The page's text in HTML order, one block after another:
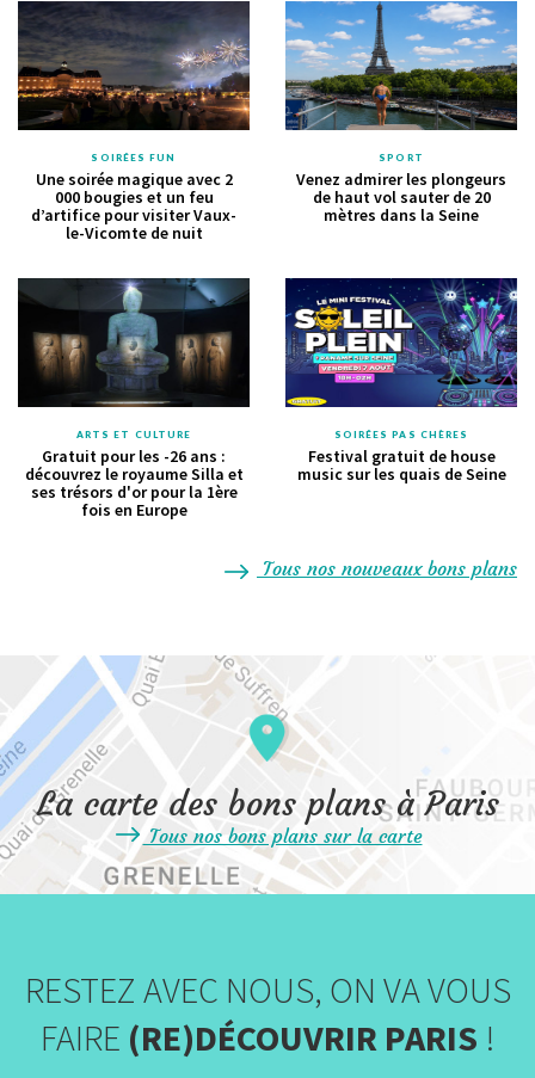
SOIRÉES FUN
Une soirée magique avec 2
000 bougies et un feu
d’artifice pour visiter Vaux-
le-Vicomte de nuit
SPORT
Venez admirer les plongeurs
de haut vol sauter de 20
mètres dans la Seine
ARTS ET CULTURE
Gratuit pour les -26 ans :
découvrez le royaume Silla et
ses trésors d'or pour la 1ère
fois en Europe
SOIRÉES PAS CHÈRES
Festival gratuit de house
music sur les quais de Seine
Tous nos nouveaux bons plans
La carte des bons plans à Paris
Tous nos bons plans sur la carte
RESTEZ AVEC NOUS, ON VA VOUS
FAIRE (RE)DÉCOUVRIR PARIS !